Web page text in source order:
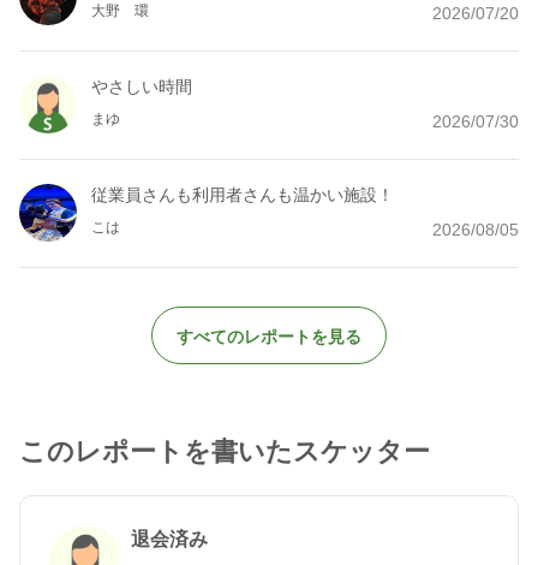
大野 環 2026/07/20
やさしい時間
まゆ 2026/07/30
従業員さんも利用者さんも温かい施設！
こは 2026/08/05
すべてのレポートを見る
このレポートを書いたスケッター
退会済み